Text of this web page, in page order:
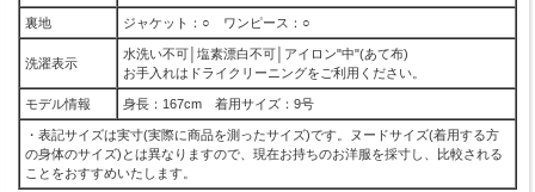
裏地 ジャケット：○ ワンピース：○
洗濯表示
水洗い不可│塩素漂白不可│アイロン"中"(あて布)
お手入れはドライクリーニングをご利用ください。
モデル情報 身長：167cm 着用サイズ：9号
・表記サイズは実寸(実際に商品を測ったサイズ)です。ヌードサイズ(着用する方
の身体のサイズ)とは異なりますので、現在お持ちのお洋服を採寸し、比較される
ことをおすすめいたします。